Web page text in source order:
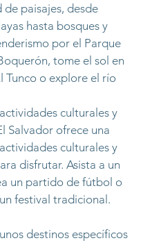
de paisajes, desde
hasta bosques y
por el Parque
tome el sol en
Tunco o explore el río
culturales y
Salvador ofrece una
culturales y
disfrutar. Asista a un
un partido de fútbol o
festival tradicional.
destinos específicos